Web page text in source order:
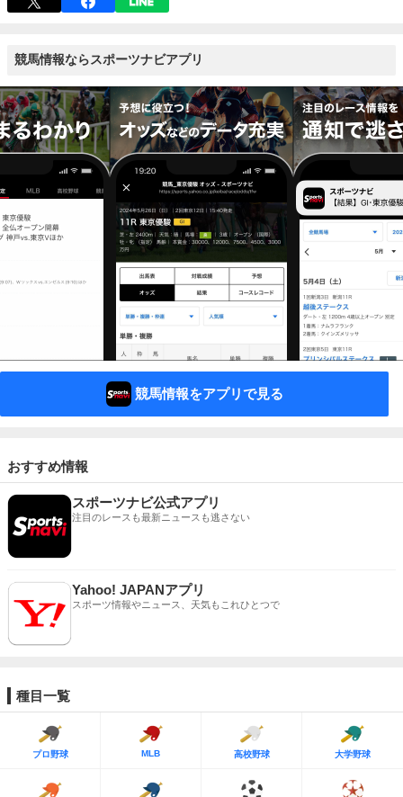
競馬情報ならスポーツナビアプリ
競馬情報をアプリで見る
おすすめ情報
スポーツナビ公式アプリ
注目のレースも最新ニュースも逃さない
Yahoo! JAPANアプリ
スポーツ情報やニュース、天気もこれひとつで
種目一覧
プロ野球 MLB 高校野球 大学野球